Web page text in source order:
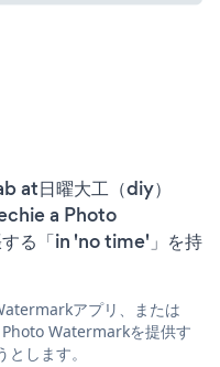
at日曜大工（diy）
a Photo
る「in 'no time'」を持
アプリ、または
Watermarkを提供す
します。